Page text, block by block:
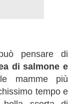
pensare di
di salmone e
mamme più
tempo e